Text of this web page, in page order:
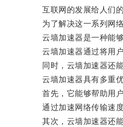
互联网的发展给人们的
为了解决这一系列网络
云墙加速器是一种能够
云墙加速器通过将用户
同时，云墙加速器还能
云墙加速器具有多重优
首先，它能够帮助用户
通过加速网络传输速度
其次，云墙加速器还能